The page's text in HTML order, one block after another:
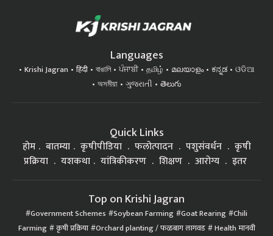
Languages
Krishi Jagran हिंदी বাঙালি ਪੰਜਾਬੀ தமிழ் മലയാളം ಕನ್ನಡ
ଓଡିଆ
অসমীয়া
ગુજરાતી తెలుగు
Quick Links
होम बातम्या कृषीपीडिया फलोत्पादन पशुसंवर्धन
कृषी
प्रक्रिया
यशकथा यांत्रिकीकरण शिक्षण आरोग्य इतर
Top on Krishi Jagran
Government Schemes Soybean Farming Goat Rearing Chili
Farming कृषी प्रक्रिया Orchard planting / फळबाग लागवड Health मानवी